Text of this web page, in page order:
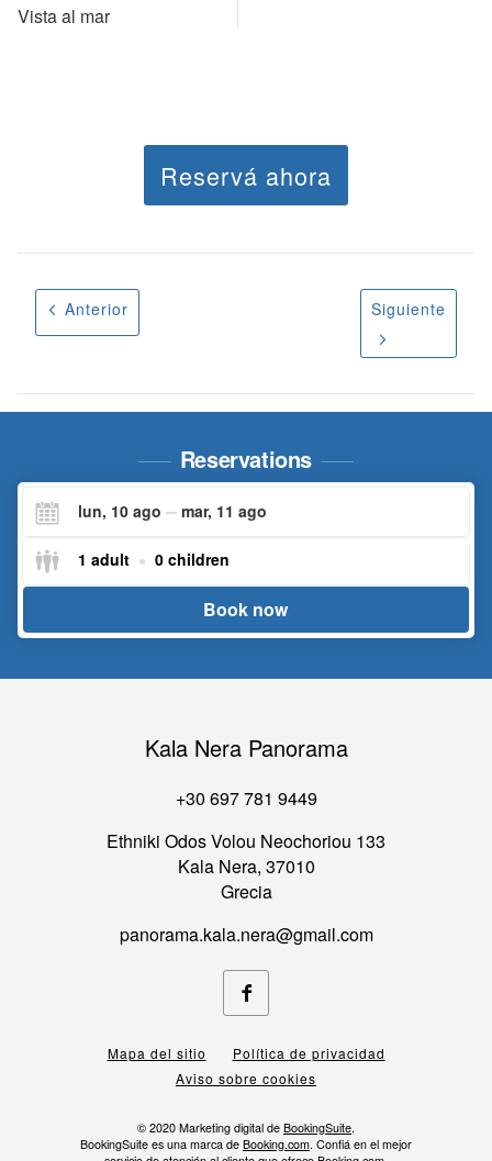
Vista al mar
Reservá ahora
Anterior Siguiente
Reservations
lun, 10 ago
in
mar, 11 ago
in
1 adult 0 children
Book now
Kala Nera Panorama
+30 697 781 9449
Ethniki Odos Volou Neochoriou 133
Kala Nera, 37010
Grecia
panorama.kala.nera@gmail.com
Mapa del sitio
Política de privacidad
Aviso sobre cookies
© 2020 Marketing digital de BookingSuite.
BookingSuite es una marca de Booking.com. Confiá en el mejor